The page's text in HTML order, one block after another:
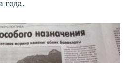
года.